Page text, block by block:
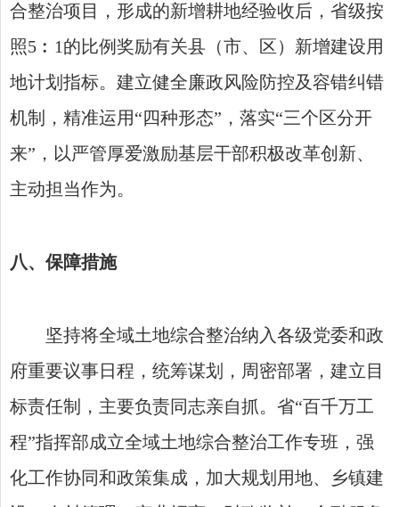
合整治项目，形成的新增耕地经验收后，省级按
照5︰1的比例奖励有关县（市、区）新增建设用
地计划指标。建立健全廉政风险防控及容错纠错
机制，精准运用“四种形态”，落实“三个区分开
来”，以严管厚爱激励基层干部积极改革创新、
主动担当作为。
八、保障措施
坚持将全域土地综合整治纳入各级党委和政
府重要议事日程，统筹谋划，周密部署，建立目
标责任制，主要负责同志亲自抓。省“百千万工
程”指挥部成立全域土地综合整治工作专班，强
化工作协同和政策集成，加大规划用地、乡镇建